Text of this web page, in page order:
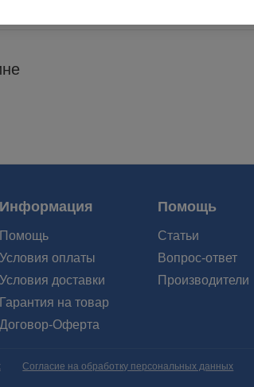
Информация Помощь
Помощь
Условия оплаты
Условия доставки
Гарантия на товар
Договор-Оферта
Статьи
Вопрос-ответ
Производители
Согласие на обработку персональных данных